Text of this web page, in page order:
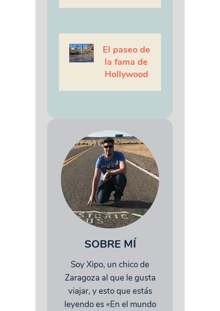
El paseo de
la fama de
Hollywood
SOBRE MÍ
Soy Xipo, un chico de
Zaragoza al que le gusta
viajar, y esto que estás
leyendo es «En el mundo